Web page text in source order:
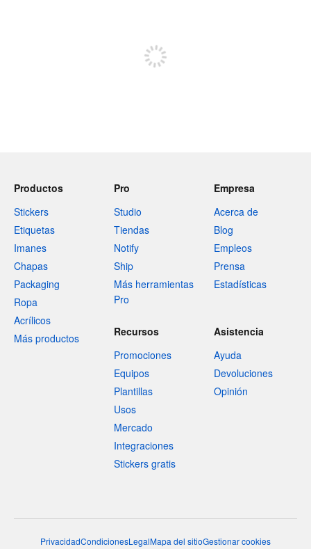
Productos
Stickers
Etiquetas
Imanes
Chapas
Packaging
Ropa
Acrílicos
Más productos
Pro
Studio
Tiendas
Notify
Ship
Más herramientas
Pro
Empresa
Acerca de
Blog
Empleos
Prensa
Estadísticas
Recursos
Promociones
Equipos
Plantillas
Usos
Mercado
Integraciones
Stickers gratis
Asistencia
Ayuda
Devoluciones
Opinión
PrivacidadCondicionesLegalMapa del sitioGestionar cookies